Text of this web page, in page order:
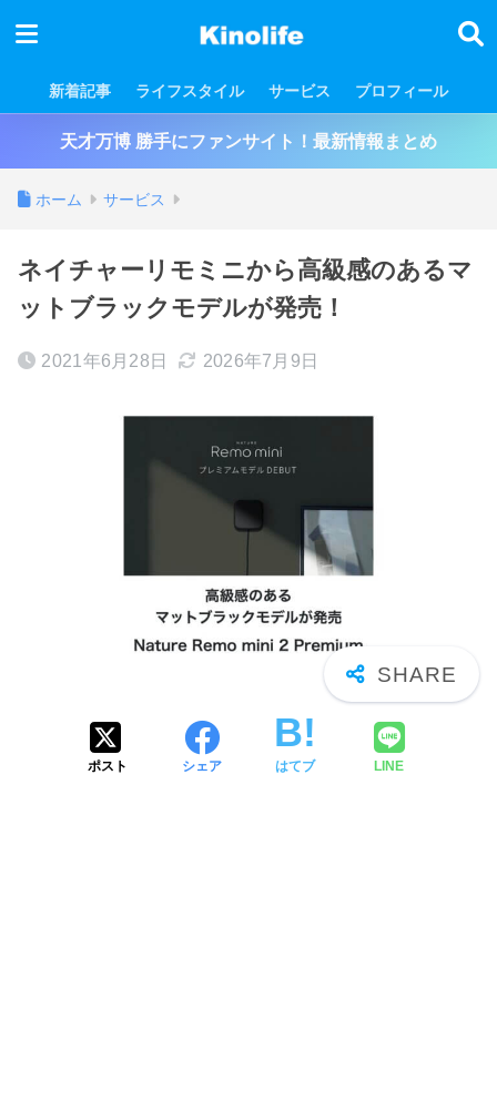
新着記事 ライフスタイル サービス プロフィール
天才万博 勝手にファンサイト！最新情報まとめ
ホーム サービス
ネイチャーリモミニから高級感のあるマ
ットブラックモデルが発売！
2021年6月28日 2026年7月9日
ポスト シェア はてブ LINE